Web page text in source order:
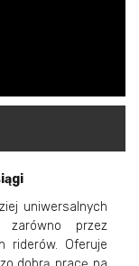
uniwersalnych
przez
riderów. Oferuje